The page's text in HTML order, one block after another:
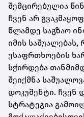
შემცირებულია
ჩვენ არ
წლამდე საგზაო
იმის
უსაფრთხოების
სჭირდება
შეიქმნა
დოკუმენტი. ჩვენ
სტრატეგია